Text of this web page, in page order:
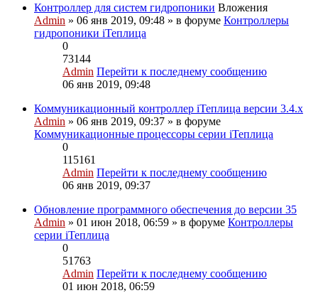
Контроллер для систем гидропоники Вложения
Admin » 06 янв 2019, 09:48 » в форуме Контроллеры
гидропоники iТеплица
0
73144
Admin Перейти к последнему сообщению
06 янв 2019, 09:48
Коммуникационный контроллер iТеплица версии 3.4.х
Admin » 06 янв 2019, 09:37 » в форуме
Коммуникационные процессоры серии iТеплица
0
115161
Admin Перейти к последнему сообщению
06 янв 2019, 09:37
Обновление программного обеспечения до версии 35
Admin » 01 июн 2018, 06:59 » в форуме Контроллеры
серии iТеплица
0
51763
Admin Перейти к последнему сообщению
01 июн 2018, 06:59